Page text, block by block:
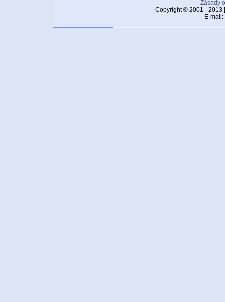
Zásady
Copyright © 2001 - 2013
E-mail: